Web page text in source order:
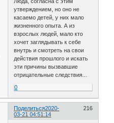
утверждением, но оно не
касаемо детей, у них мало
жизненного опыта. А из
взрослых людей, мало кто
хочет заглядывать к себе
внутрь и смотреть на свои
действия прошлого и искать
эти причины вызвавшие
отрицательные следствия...
0
Поделиться 216
2020-
03-21 04:51:14